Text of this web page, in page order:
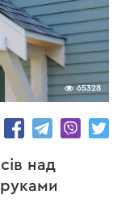
65328
над